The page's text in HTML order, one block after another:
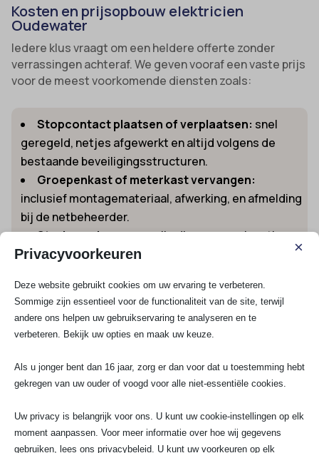
Kosten en prijsopbouw elektricien
Oudewater
Iedere klus vraagt om een heldere offerte zonder
verrassingen achteraf. We geven vooraf een vaste prijs
voor de meest voorkomende diensten zoals:
Stopcontact plaatsen of verplaatsen: snel
geregeld, netjes afgewerkt en altijd volgens de
bestaande beveiligingsstructuren.
Groepenkast of meterkast vervangen:
inclusief montagemateriaal, afwerking, en afmelding
bij de netbeheerder.
Storing oplossen:snelle diagnose op locatie
met spoedservice. Je belt en wij staan klaar, ook in
Duurzaam installeren:van laadpalen tot slimme
meters, wij denken vooruit en leveren alles
gebruiksklaar op. Meer weten over directe
unieke beschikbaarheid onder elektricien direct
beschikbaarbeschikbare elektricien regio
Contact opnemen en snel offertes
vergelijken
Privacyvoorkeuren ×
Deze website gebruikt cookies om uw ervaring te verbeteren.
Sommige zijn essentieel voor de functionaliteit van de site, terwijl
andere ons helpen uw gebruikservaring te analyseren en te
verbeteren. Bekijk uw opties en maak uw keuze.
Als u jonger bent dan 16 jaar, zorg er dan voor dat u toestemming hebt
gekregen van uw ouder of voogd voor alle niet-essentiële cookies.
Uw privacy is belangrijk voor ons. U kunt uw cookie-instellingen op elk
moment aanpassen. Voor meer informatie over hoe wij gegevens
gebruiken, lees ons privacybeleid. U kunt uw voorkeuren op elk